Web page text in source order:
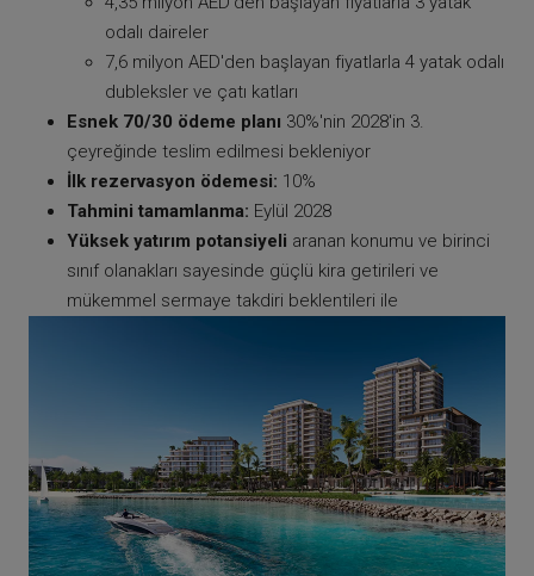
odalı daireler
7,6 milyon AED'den başlayan fiyatlarla 4 yatak odalı
dubleksler ve çatı katları
Esnek 70/30 ödeme planı 30%'nin 2028'in 3.
çeyreğinde teslim edilmesi bekleniyor
İlk rezervasyon ödemesi: 10%
Tahmini tamamlanma: Eylül 2028
Yüksek yatırım potansiyeli aranan konumu ve birinci
sınıf olanakları sayesinde güçlü kira getirileri ve
mükemmel sermaye takdiri beklentileri ile